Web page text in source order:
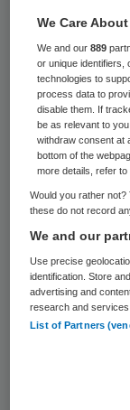
zorgvuldig
22 februari
komt.
Het is een
gaat
een lege
verwachten
wordt en
opnieuw
We Care
We and our889
or unique identifiers,
technologies to
process data to
disable them. If
be as relevant to
withdraw consent at
bottom of the
more details, refer to
Would you rather not?
these do not record
We and our
Use precise
identification. Store
advertising and
research and services
List of Partners